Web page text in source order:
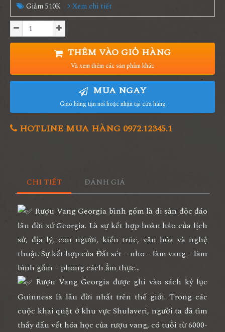
Giảm 510K Xem chi tiết
THÊM VÀO GIỎ HÀNG
Và xem thêm các sản phẩm khác
MUA NGAY
Giao hàng tận nơi hoặc nhận tại cửa hàng
HOTLINE MUA HÀNG 0972.12345.1
CHI TIẾT ĐÁNH GIÁ
Rượu Vang Georgia bình gốm là di sản độc đáo
lâu đời xứ Georgia. Là sự kết hợp hoàn hảo của lịch
sử, địa lý, con người, kiến trúc, văn hóa và nghệ
thuật. Sự kết hợp của Đất sét – nho – làm vang – làm
bình gốm – phong cách ẩm thực…
Rượu Vang Georgia được ghi vào sách kỷ lục
Guinness là lâu đời nhất trên thế giới. Trong các
cuộc khai quật ở khu vực Shulaveri, người ta đã tìm
thấy dấu vết hóa học của rượu vang, có tuổi từ 6000-